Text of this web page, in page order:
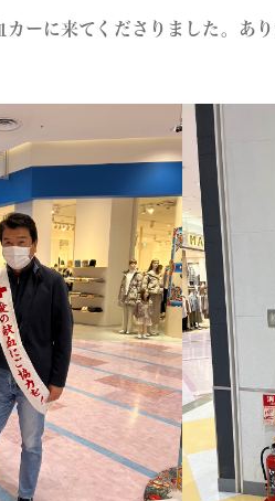
ーに来てくださりました。あ